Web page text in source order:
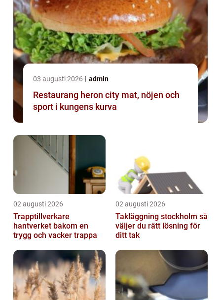
03 augusti 2026 admin
Restaurang heron city mat, nöjen och
sport i kungens kurva
02 augusti 2026
Trapptillverkare
hantverket bakom en
trygg och vacker trappa
02 augusti 2026
Takläggning stockholm så
väljer du rätt lösning för
ditt tak